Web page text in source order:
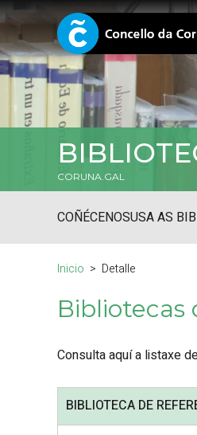
CORUNA.GAL
COÑÉCENOSUSA AS
Inicio Detalle
Bibliotecas
Consulta aquí a listaxe
BIBLIOTECA DE